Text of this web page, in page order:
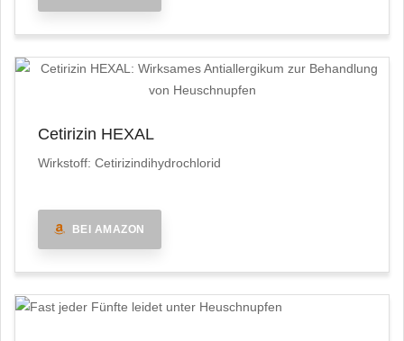
Cetirizin HEXAL
Wirkstoff: Cetirizindihydrochlorid
BEI AMAZON